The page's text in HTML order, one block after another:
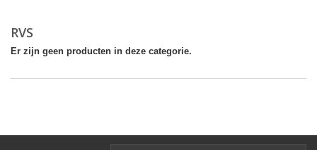
RVS
Er zijn geen producten in deze categorie.